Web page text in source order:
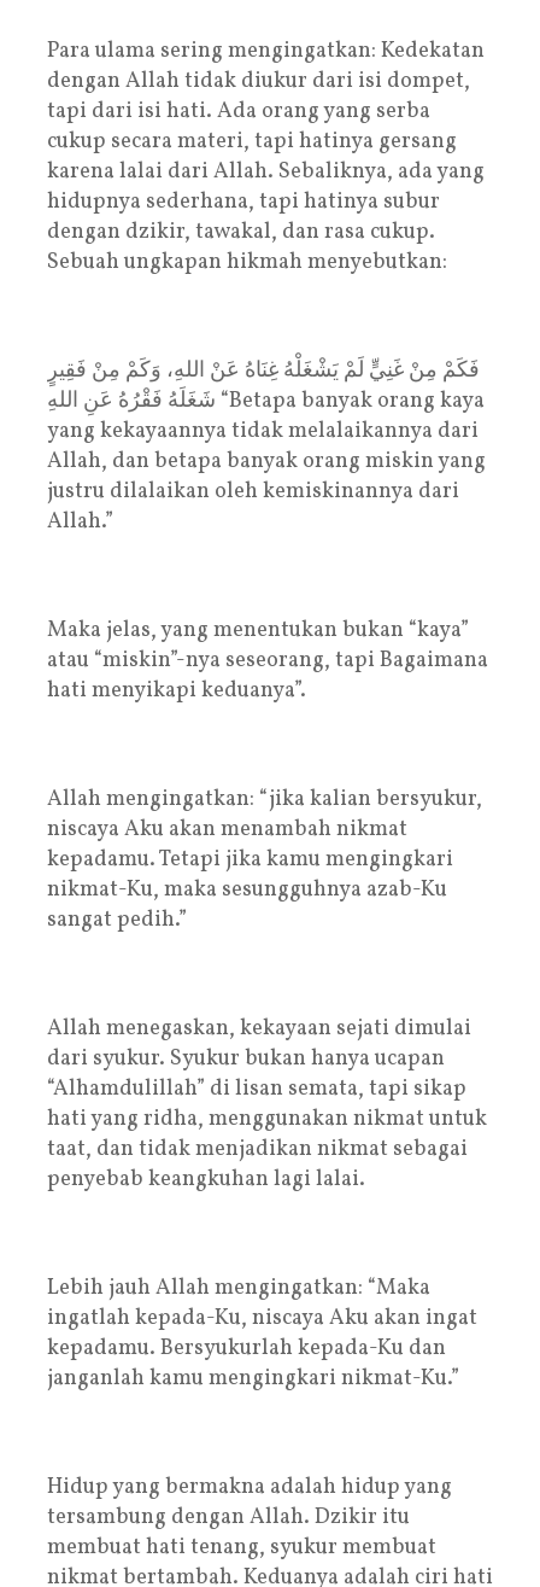
Para ulama sering mengingatkan: Kedekatan
dengan Allah tidak diukur dari isi dompet,
tapi dari isi hati. Ada orang yang serba
cukup secara materi, tapi hatinya gersang
karena lalai dari Allah. Sebaliknya, ada yang
hidupnya sederhana, tapi hatinya subur
dengan dzikir, tawakal, dan rasa cukup.
Sebuah ungkapan hikmah menyebutkan:
فَكَمْ مِنْ غَنِيٍّ لَمْ يَشْغَلْهُ غِنَاهُ عَنْ اللهِ، وَكَمْ مِنْ فَقِيرٍ
شَغَلَهُ فَقْرُهُ عَنِ اللهِ “Betapa banyak orang kaya
yang kekayaannya tidak melalaikannya dari
Allah, dan betapa banyak orang miskin yang
justru dilalaikan oleh kemiskinannya dari
Allah.”
Maka jelas, yang menentukan bukan “kaya”
atau “miskin”-nya seseorang, tapi Bagaimana
hati menyikapi keduanya”.
Allah mengingatkan: “jika kalian bersyukur,
niscaya Aku akan menambah nikmat
kepadamu. Tetapi jika kamu mengingkari
nikmat-Ku, maka sesungguhnya azab-Ku
sangat pedih.”
Allah menegaskan, kekayaan sejati dimulai
dari syukur. Syukur bukan hanya ucapan
“Alhamdulillah” di lisan semata, tapi sikap
hati yang ridha, menggunakan nikmat untuk
taat, dan tidak menjadikan nikmat sebagai
penyebab keangkuhan lagi lalai.
Lebih jauh Allah mengingatkan: “Maka
ingatlah kepada-Ku, niscaya Aku akan ingat
kepadamu. Bersyukurlah kepada-Ku dan
janganlah kamu mengingkari nikmat-Ku.”
Hidup yang bermakna adalah hidup yang
tersambung dengan Allah. Dzikir itu
membuat hati tenang, syukur membuat
nikmat bertambah. Keduanya adalah ciri hati